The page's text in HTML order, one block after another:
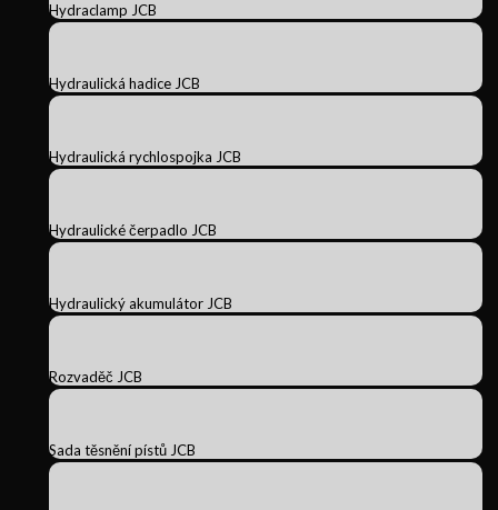
Hydraclamp JCB
Hydraulická hadice JCB
Hydraulická rychlospojka JCB
Hydraulické čerpadlo JCB
Hydraulický akumulátor JCB
Rozvaděč JCB
Sada těsnění pístů JCB